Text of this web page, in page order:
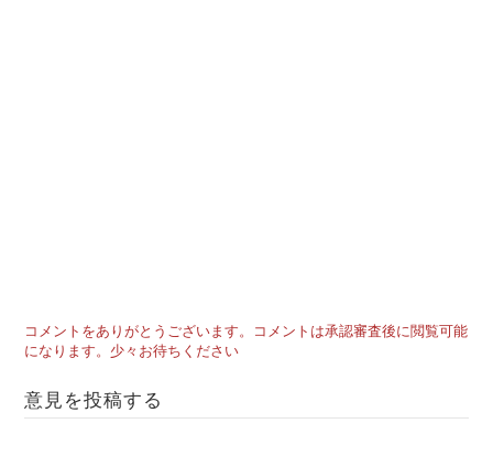
コメントをありがとうございます。コメントは承認審査後に閲覧可能
になります。少々お待ちください
意見を投稿する